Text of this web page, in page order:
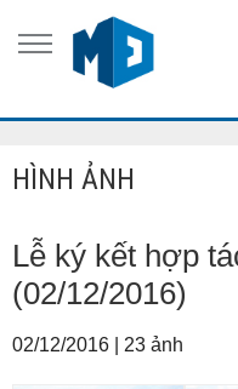
HÌNH ẢNH
Lễ ký kết hợp
(02/12/2016)
02/12/2016 23 ảnh